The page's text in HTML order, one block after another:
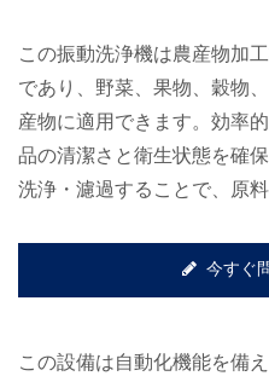
この振動洗浄機は農産物加
であり、野菜、果物、穀物
産物に適用できます。効率
品の清潔さと衛生状態を確
洗浄・濾過することで、原
今すぐ
この設備は自動化機能を備